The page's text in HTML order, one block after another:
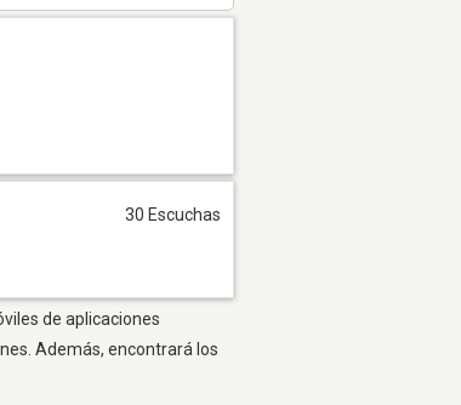
30 Escuchas
de aplicaciones
Además, encontrará los